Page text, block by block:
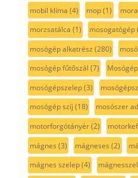
mobil klíma (4) mop(1) mora
morzsatálca (1) mosogatógép
mosógép alkatrész (280)
mosógép fűtőszál (7)
mosógépszelep(3)
mosógép szíj (18) mosószer
motorforgótányér(2)
mágnes (3) mágneses (2)
mágnes szelep(4)